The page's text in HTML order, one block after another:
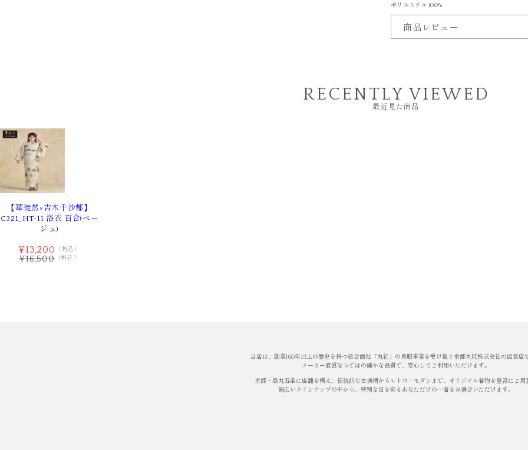
ポリエステル 100%
商品レビュー
RECENTLY VIEWED
最近見た商品
【華徒然×吉木千沙都】
C321_HT-11 浴衣 百合(べー
ジュ)
¥13,200 （税込）
¥16,500（税込）
当店は、創業160年以上の歴史を持つ総合商社「丸紅」の呉服事業を受け継ぐ京都丸紅株式会社の直営店
メーカー直営ならではの確かな品質で、安心してご利用いただけます。
京都・烏丸五条に店舗を構え、伝統的な古典柄からレトロ・モダンまで、オリジナル着物を豊富にご用
幅広いラインナップの中から、特別な日を彩るあなただけの一着をお選びいただけます。